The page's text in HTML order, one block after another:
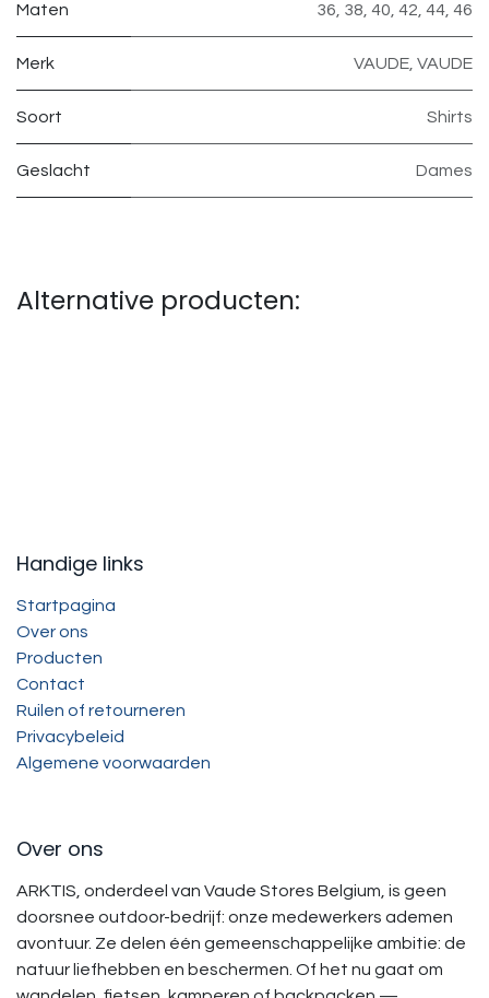
Maten 36 38 40 42 44 46
Merk VAUDE VAUDE
Soort Shirts
Geslacht Dames
Alternative producten:
Handige links
Startpagina
Over ons
Producten
Contact
Ruilen of retourneren
Privacybeleid
Algemene voorwaarden
Over ons
ARKTIS, onderdeel van Vaude Stores Belgium, is geen
doorsnee outdoor-bedrijf: onze medewerkers ademen
avontuur. Ze delen één gemeenschappelijke ambitie: de
natuur liefhebben en beschermen. Of het nu gaat om